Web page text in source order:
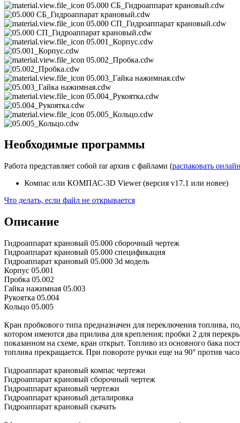
05.000 СБ_Гидроаппарат крановый.cdw
05.000 СП_Гидроаппарат крановый.cdw
05.001_Корпус.cdw
05.002_Пробка.cdw
05.003_Гайка нажимная.cdw
05.004_Рукоятка.cdw
05.005_Кольцо.cdw
Необходимые программы
Работа представляет собой rar архив с файлами (распаковать онлайн
Компас или КОМПАС-3D Viewer (версия v17.1 или новее)
Что делать, если файл не открывается
Описание
Гидроаппарат крановый 05.000 сборочный чертеж
Гидроаппарат крановый 05.000 спецификация
Гидроаппарат крановый 05.000 3d модель
Корпус 05.001
Пробка 05.002
Гайка нажимная 05.003
Рукоятка 05.004
Кольцо 05.005
Кран пробкового типа предназначен для переключения топлива,
котором имеются два прилива для крепления; пробки 2 для
показанном на схеме, кран открыт. Топливо из основного бака
топлива прекращается. При повороте ручки еще на 90° против
Гидроаппарат крановый компас чертежи
Гидроаппарат крановый сборочный чертеж
Гидроаппарат крановый чертежи
Гидроаппарат крановый деталировка
Гидроаппарат крановый скачать